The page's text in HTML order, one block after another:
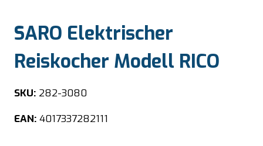
SARO Elektrischer
Reiskocher Modell RICO
SKU: 282-3080
EAN: 4017337282111